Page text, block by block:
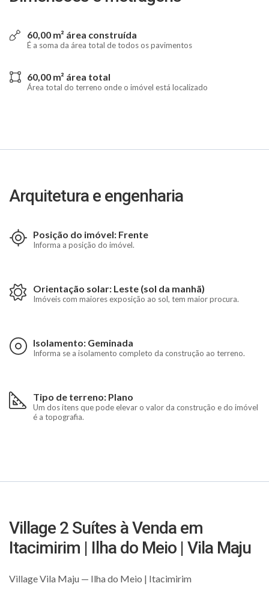
60,00 m² área construída
É a soma da área total de todos os pavimentos
60,00 m² área total
Área total do terreno onde o imóvel está localizado
Arquitetura e engenharia
Posição do imóvel: Frente
Informa a posição do imóvel.
Orientação solar: Leste (sol da manhã)
Imóveis com maiores exposição ao sol, tem maior procura.
Isolamento: Geminada
Informa se a isolamento completo da construção ao terreno.
Tipo de terreno: Plano
Um dos itens que pode elevar o valor da construção e do imóvel
é a topografia.
Village 2 Suítes à Venda em
Itacimirim | Ilha do Meio | Vila Maju
Village Vila Maju — Ilha do Meio | Itacimirim